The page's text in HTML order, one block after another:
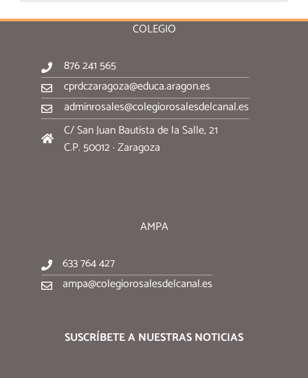
COLEGIO
876 241 565
cprdczaragoza@educa.aragon.es
adminrosales@colegiorosalesdelcanal.es
C/ San Juan Bautista de la Salle, 21
C.P. 50012 · Zaragoza
AMPA
633 764 427
ampa@colegiorosalesdelcanal.es
SUSCRÍBETE A NUESTRAS NOTICIAS